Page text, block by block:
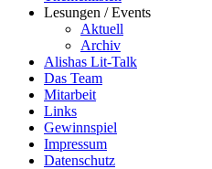
Lesungen / Events
Aktuell
Archiv
Alishas Lit-Talk
Das Team
Mitarbeit
Links
Gewinnspiel
Impressum
Datenschutz